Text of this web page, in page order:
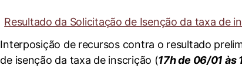
Resultado da Solicitação de Isenção da taxa de
Interposição de recursos contra o resultado
de isenção da taxa de inscrição (17h de 06/01 às